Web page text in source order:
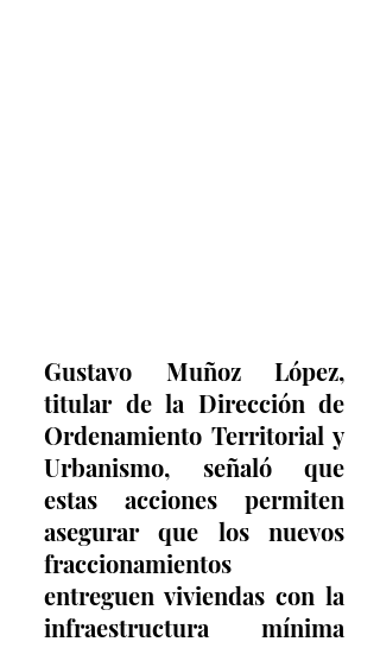
Gustavo Muñoz López,
titular de la Dirección de
Ordenamiento Territorial y
Urbanismo, señaló que
estas acciones permiten
asegurar que los nuevos
fraccionamientos
entreguen viviendas con la
infraestructura mínima